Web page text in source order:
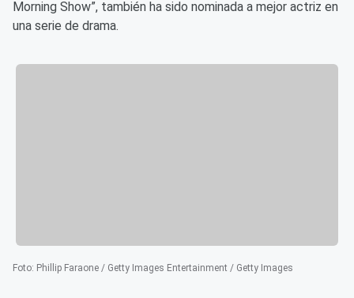
Morning Show”, también ha sido nominada a mejor actriz en
una serie de drama.
Foto: Phillip Faraone / Getty Images Entertainment / Getty Images